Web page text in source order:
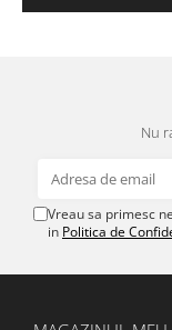
Nu
Vreau sa primesc
in Politica de